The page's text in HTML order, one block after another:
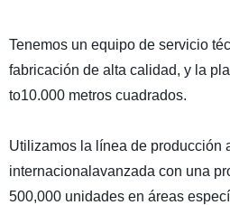
Tenemos un equipo de servicio
fabricación de alta calidad, y la
to10.000 metros cuadrados.
Utilizamos la línea de producción
internacionalavanzada con una
500,000 unidades en áreas